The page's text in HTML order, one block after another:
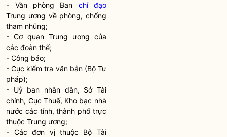
- Văn phòng Ban chỉ đạo
Trung ương về phòng, chống
tham nhũng;
- Cơ quan Trung ương của
các đoàn thể;
- Công báo;
- Cục kiểm tra văn bản (Bộ Tư
pháp);
- Uỷ ban nhân dân, Sở Tài
chính, Cục Thuế, Kho bạc nhà
nước các tỉnh, thành phố trực
thuộc Trung ương;
- Các đơn vị thuộc Bộ Tài